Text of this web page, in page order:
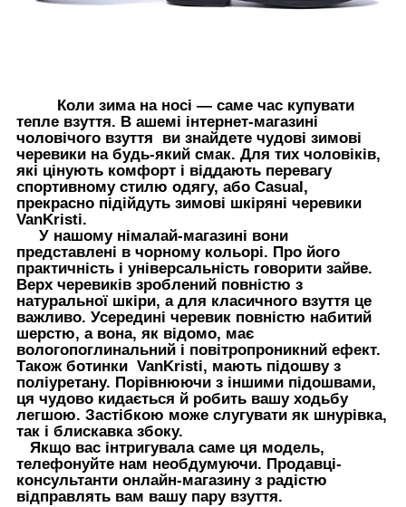
Коли зима на носі — саме час купувати
тепле взуття. В ашемі інтернет-магазині
чоловічого взуття ви знайдете чудові зимові
черевики на будь-який смак. Для тих чоловіків,
які цінують комфорт і віддають перевагу
спортивному стилю одягу, або Casual,
прекрасно підійдуть зимові шкіряні черевики
VanKristi.
У нашому німалай-магазині вони
представлені в чорному кольорі. Про його
практичність і універсальність говорити зайве.
Верх черевиків зроблений повністю з
натуральної шкіри, а для класичного взуття це
важливо. Усередині черевик повністю набитий
шерстю, а вона, як відомо, має
вологопоглинальний і повітропроникний ефект.
Також ботинки VanKristi, мають підошву з
поліуретану. Порівнюючи з іншими підошвами,
ця чудово кидається й робить вашу ходьбу
легшою. Застібкою може слугувати як шнурівка,
так і блискавка збоку.
Якщо вас інтригувала саме ця модель,
телефонуйте нам необдумуючи. Продавці-
консультанти онлайн-магазину з радістю
відправлять вам вашу пару взуття.